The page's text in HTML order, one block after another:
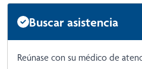
Buscar asistencia
Reúnase con su médico de